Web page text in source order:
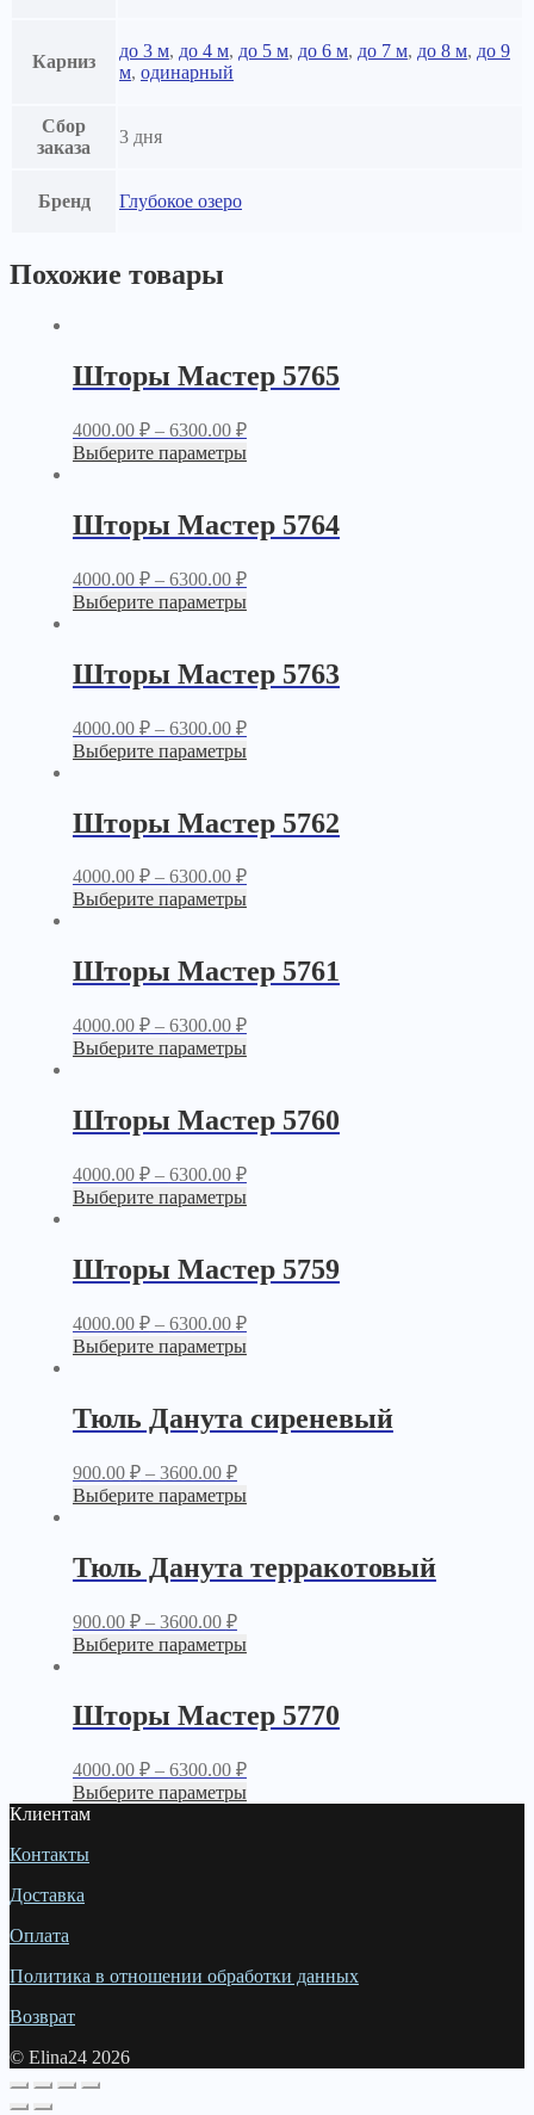
Карниз
до 3 м, до 4 м, до 5 м, до 6 м, до 7 м, до 8 м, до 9
м, одинарный
Сбор
заказа
3 дня
Бренд Глубокое озеро
Похожие товары
Шторы Мастер 5765
4000.00 ₽– 6300.00 ₽
Выберите параметры
Шторы Мастер 5764
4000.00 ₽– 6300.00 ₽
Выберите параметры
Шторы Мастер 5763
4000.00 ₽– 6300.00 ₽
Выберите параметры
Шторы Мастер 5762
4000.00 ₽– 6300.00 ₽
Выберите параметры
Шторы Мастер 5761
4000.00 ₽– 6300.00 ₽
Выберите параметры
Шторы Мастер 5760
4000.00 ₽– 6300.00 ₽
Выберите параметры
Шторы Мастер 5759
4000.00 ₽– 6300.00 ₽
Выберите параметры
Тюль Данута сиреневый
900.00 ₽– 3600.00 ₽
Выберите параметры
Тюль Данута терракотовый
900.00 ₽– 3600.00 ₽
Выберите параметры
Шторы Мастер 5770
4000.00 ₽– 6300.00 ₽
Выберите параметры
Клиентам
Контакты
Доставка
Оплата
Политика в отношении обработки данных
Возврат
© Elina24 2026